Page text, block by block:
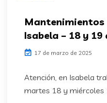
Mantenimientos
Isabela – 18 y 19
17 de marzo de 2025
Atención, en Isabela
martes 18 y miércoles